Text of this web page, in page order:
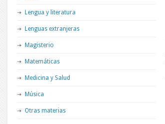
Lengua y literatura
Lenguas extranjeras
Magisterio
Matemáticas
Medicina y Salud
Música
Otras materias